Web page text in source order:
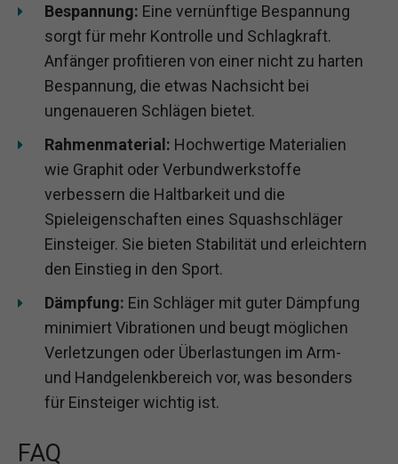
Bespannung: Eine vernünftige Bespannung
sorgt für mehr Kontrolle und Schlagkraft.
Anfänger profitieren von einer nicht zu harten
Bespannung, die etwas Nachsicht bei
ungenaueren Schlägen bietet.
Rahmenmaterial: Hochwertige Materialien
wie Graphit oder Verbundwerkstoffe
verbessern die Haltbarkeit und die
Spieleigenschaften eines Squashschläger
Einsteiger. Sie bieten Stabilität und erleichtern
den Einstieg in den Sport.
Dämpfung: Ein Schläger mit guter Dämpfung
minimiert Vibrationen und beugt möglichen
Verletzungen oder Überlastungen im Arm-
und Handgelenkbereich vor, was besonders
für Einsteiger wichtig ist.
FAQ